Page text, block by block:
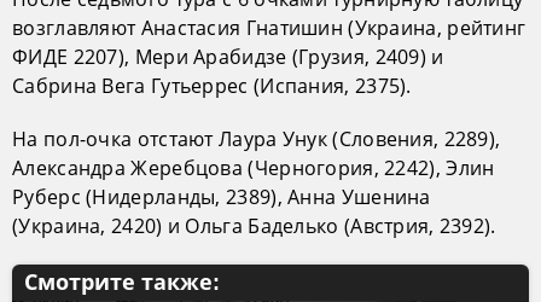
возглавляют Анастасия Гнатишин (Украина, рейтинг
ФИДЕ 2207), Мери Арабидзе (Грузия, 2409) и
Сабрина Вега Гутьеррес (Испания, 2375).
На пол-очка отстают Лаура Унук (Словения, 2289),
Александра Жеребцова (Черногория, 2242), Элин
Руберс (Нидерланды, 2389), Анна Ушенина
(Украина, 2420) и Ольга Баделько (Австрия, 2392).
Смотрите также: